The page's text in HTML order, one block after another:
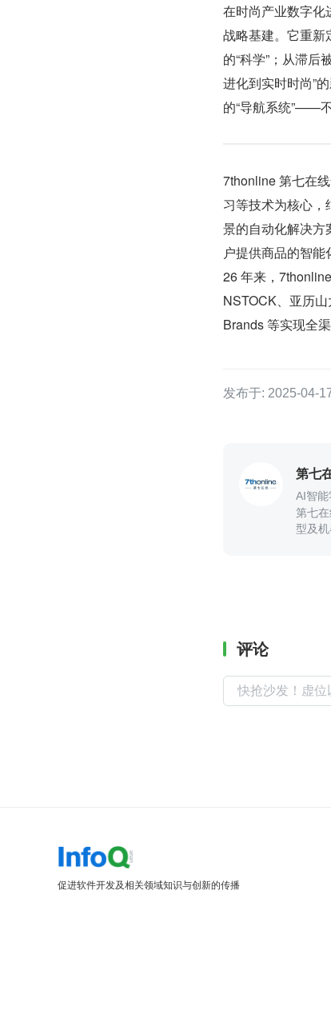
在时尚产业数字化
战略基建。它重新
的“科学”；从滞后
进化到实时时尚”
的“导航系统”——
7thonline 第七在
习等技术为核心
景的自动化解决方
户提供商品的智能
26 年来，
NSTOCK、亚历
Brands 等实现全渠
发布于: 2025-04-
第七
AI智
第七
型及
评论
促进软件开发及相关领域知识与创新的传播